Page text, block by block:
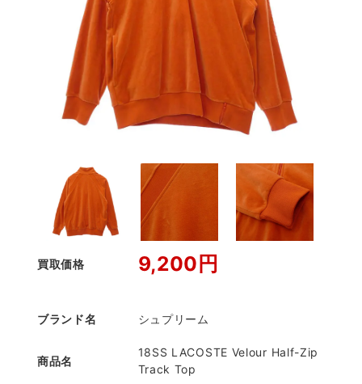
買取価格 9,200円
ブランド名 シュプリーム
商品名
18SS LACOSTE Velour Half-Zip
Track Top